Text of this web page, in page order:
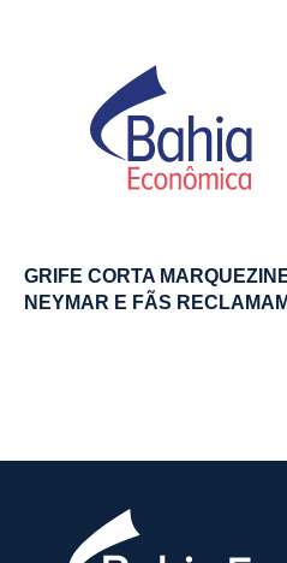
GRIFE CORTA
NEYMAR E FÃS RECLAMAM